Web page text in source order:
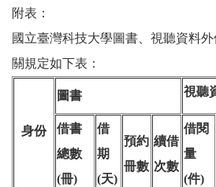
附表：
國立臺灣科技大學圖書、視聽資料
關規定如下表：
身份
圖書 視聽
借書
總數
(冊)
借
期
(天)
預約
冊數
續借
次數
借閱
量
(件)